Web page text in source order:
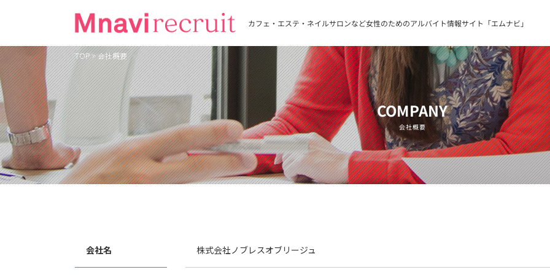
カフェ・エステ・ネイルサロンなど女性のためのアルバイト情報サイト「エムナビ」
TOP>会社概要
COMPANY
会社概要
会社名 株式会社ノブレスオブリージュ